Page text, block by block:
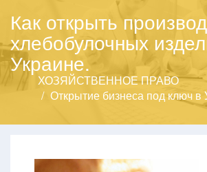
Как открыть
хлебобулочных
Украине.
ХОЗЯЙСТВЕННОЕ ПРАВО
Открытие бизнеса под ключ в